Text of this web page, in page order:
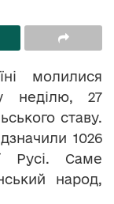
молилися
неділю, 27
ставу.
1026
Русі. Саме
народ,